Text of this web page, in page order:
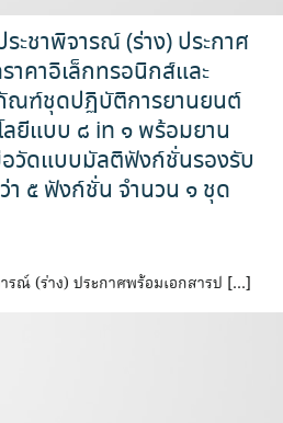
ะชาพิจารณ์ (ร่าง) ประกาศ
าคาอิเล็กทรอนิกส์และ
ณฑ์ชุดปฏิบัติการยานยนต์
ลยีแบบ ๘ in ๑ พร้อมยาน
อวัดแบบมัลติฟังก์ชั่นรองรับ
า ๕ ฟังก์ชั่น จำนวน ๑ ชุด
รณ์ (ร่าง) ประกาศพร้อมเอกสารป […]